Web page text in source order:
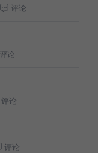
评论
评论
评论
评论